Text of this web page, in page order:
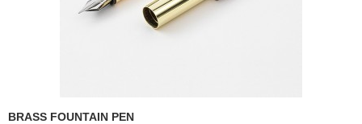
BRASS FOUNTAIN PEN